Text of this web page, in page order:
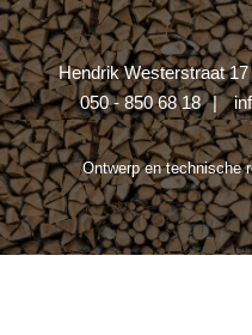
Hendrik Westerstraat 17
050 - 850 68 18
Ontwerp en technische